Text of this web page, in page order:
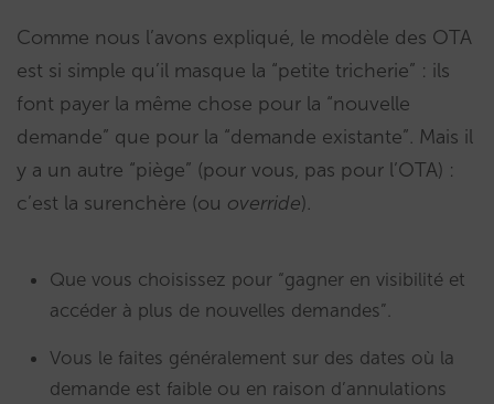
Comme nous l’avons expliqué, le modèle des OTA
est si simple qu’il masque la “petite tricherie” : ils
font payer la même chose pour la “nouvelle
demande” que pour la “demande existante”. Mais il
y a un autre “piège” (pour vous, pas pour l’OTA) :
c’est la surenchère (ou override).
Que vous choisissez pour “gagner en visibilité et
accéder à plus de nouvelles demandes”.
Vous le faites généralement sur des dates où la
demande est faible ou en raison d’annulations